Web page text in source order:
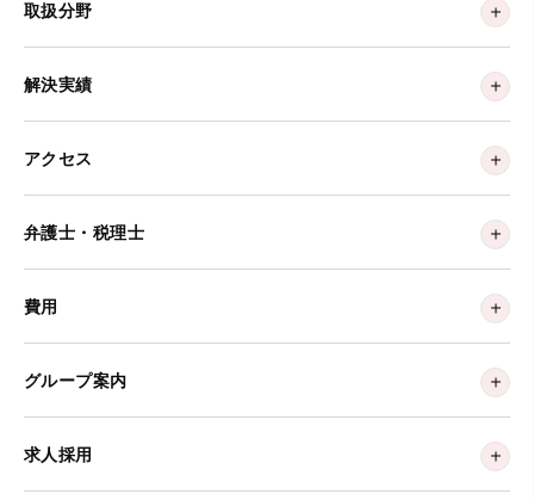
取扱分野
解決実績
アクセス
弁護士・税理士
費用
グループ案内
求人採用